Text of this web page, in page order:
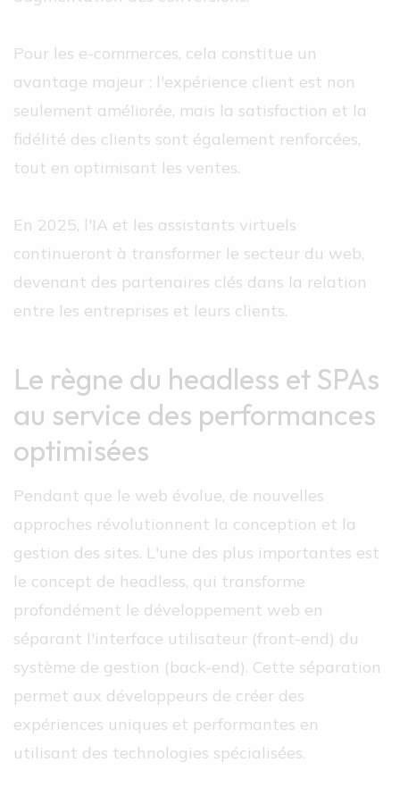
Pour les e-commerces, cela constitue un
avantage majeur : l'expérience client est non
seulement améliorée, mais la satisfaction et la
fidélité des clients sont également renforcées,
tout en optimisant les ventes.
En 2025, l'IA et les assistants virtuels
continueront à transformer le secteur du web,
devenant des partenaires clés dans la relation
entre les entreprises et leurs clients.
Le règne du headless et SPAs
au service des performances
optimisées
Pendant que le web évolue, de nouvelles
approches révolutionnent la conception et la
gestion des sites. L'une des plus importantes est
le concept de headless, qui transforme
profondément le développement web en
séparant l'interface utilisateur (front-end) du
système de gestion (back-end). Cette séparation
permet aux développeurs de créer des
expériences uniques et performantes en
utilisant des technologies spécialisées.